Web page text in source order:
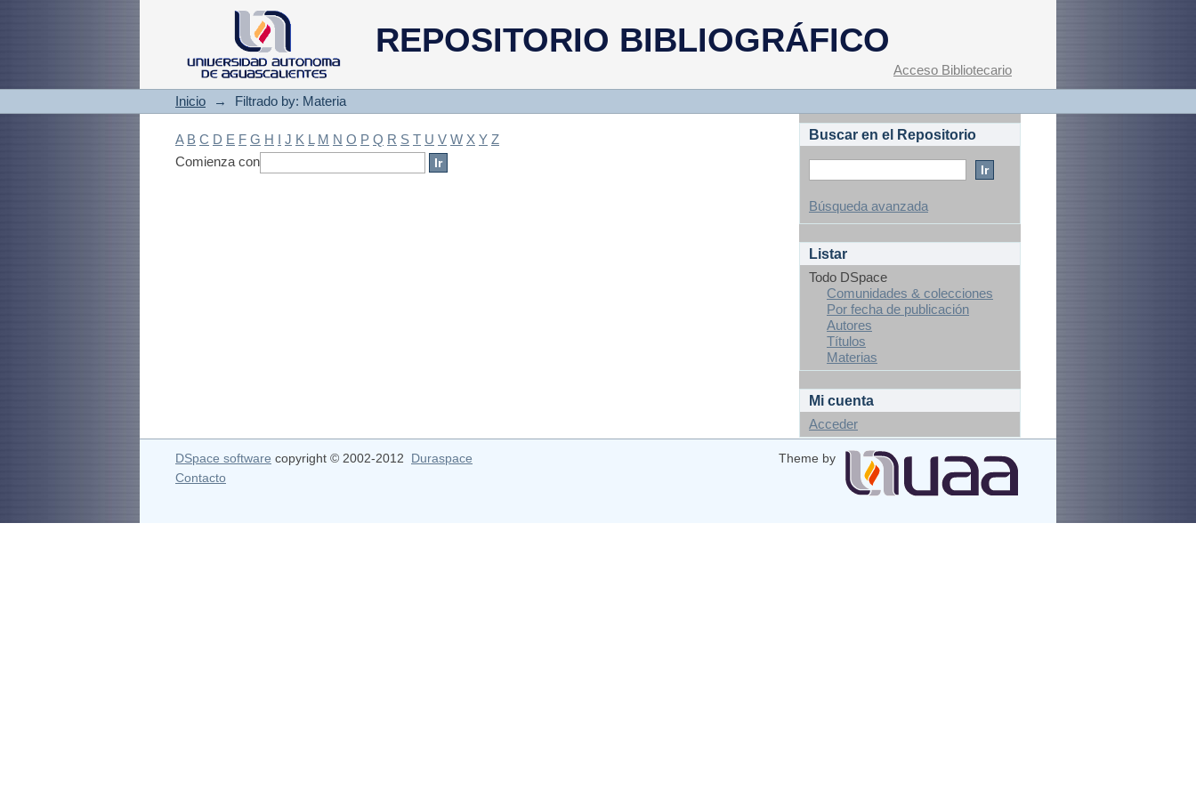
REPOSITORIO BIBLIOGRÁFICO
Filtrado by: Materia
Acceso Bibliotecario
Inicio → Filtrado by: Materia
A B C D E F G H I J K L M N O P Q R S T U V W X Y Z
Comienza con
Buscar en el Repositorio
Búsqueda avanzada
Listar
Todo DSpace
Comunidades & colecciones
Por fecha de publicación
Autores
Títulos
Materias
Mi cuenta
Acceder
DSpace software copyright © 2002-2012 Duraspace
Theme by
Contacto